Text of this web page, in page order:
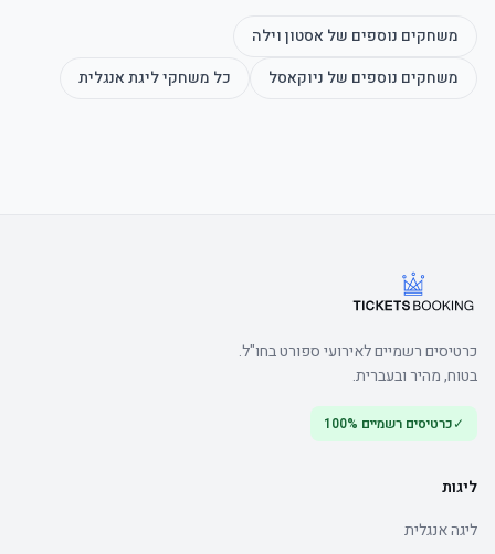
משחקים נוספים של אסטון וילה
משחקים נוספים של ניוקאסל כל משחקיליגת אנגלית
כרטיסים רשמיים לאירועי ספורט בחו"ל.
בטוח, מהיר ובעברית.
✓כרטיסים רשמיים 100%
ליגות
ליגה אנגלית